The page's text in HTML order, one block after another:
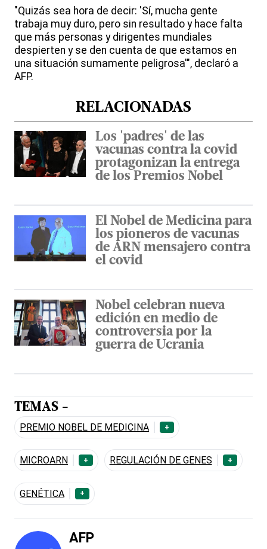
"Quizás sea hora de decir: 'Sí, mucha gente
trabaja muy duro, pero sin resultado y hace falta
que más personas y dirigentes mundiales
despierten y se den cuenta de que estamos en
una situación sumamente peligrosa'", declaró a
AFP.
RELACIONADAS
Los 'padres' de las
vacunas contra la covid
protagonizan la entrega
de los Premios Nobel
El Nobel de Medicina para
los pioneros de vacunas
de ARN mensajero contra
el covid
Nobel celebran nueva
edición en medio de
controversia por la
guerra de Ucrania
TEMAS -
PREMIO NOBEL DE MEDICINA +
MICROARN + REGULACIÓN DE GENES +
GENÉTICA +
AFP